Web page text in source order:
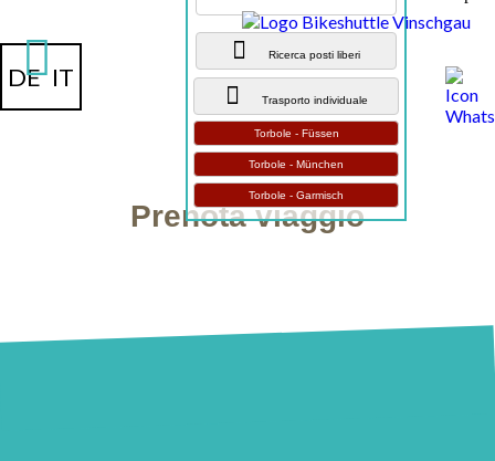
DE IT
Ricerca posti liberi
Trasporto individuale
Torbole - Füssen
Torbole - München
Torbole - Garmisch
Prenota viaggio